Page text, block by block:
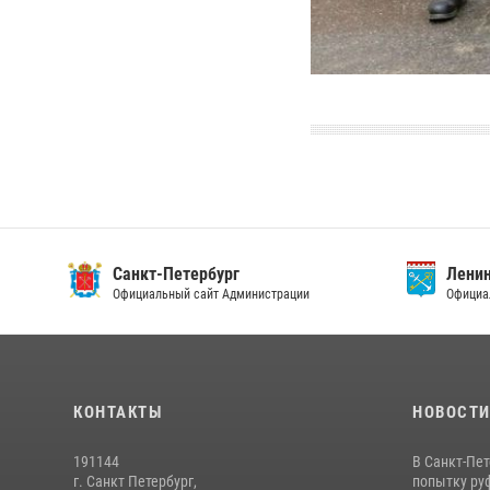
Санкт-Петербург
Официальный сайт Администрации
КОНТАКТЫ
191144
г. Санкт Петербург,
НОВОСТИ
В Санкт-
попытку